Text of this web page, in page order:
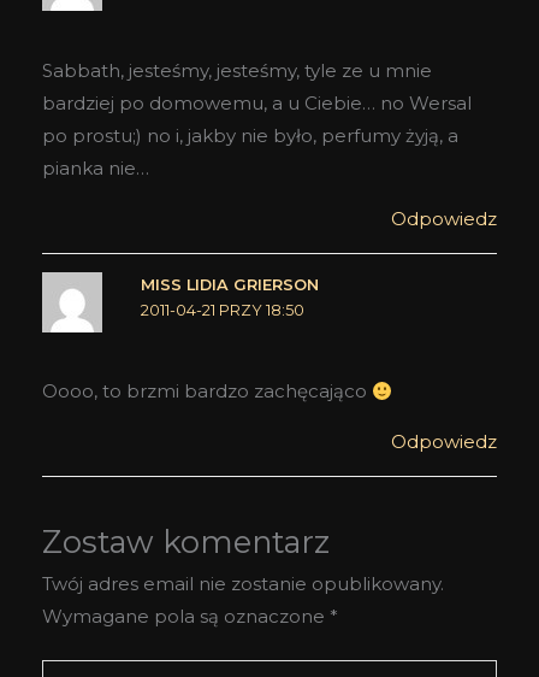
Sabbath, jesteśmy, jesteśmy, tyle ze u mnie
bardziej po domowemu, a u Ciebie… no Wersal
po prostu;) no i, jakby nie było, perfumy żyją, a
pianka nie…
Odpowiedz
MISS LIDIA GRIERSON
2011-04-21 PRZY 18:50
Oooo, to brzmi bardzo zachęcająco
Odpowiedz
Zostaw komentarz
Twój adres email nie zostanie opublikowany.
Wymagane pola są oznaczone *